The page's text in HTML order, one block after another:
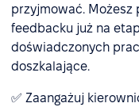
przyjmować. Możesz
feedbacku już na
doświadczonych
doszkalające.
✅ Zaangażuj